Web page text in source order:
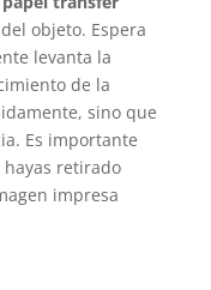
objeto. Espera
levanta la
de la
sino que
Es importante
retirado
impresa